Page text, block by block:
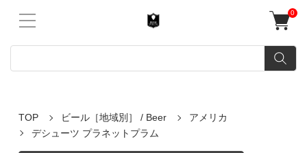
0
TOP ビール［地域別］ / Beer
アメリカ
デシューツ プラネットプラム